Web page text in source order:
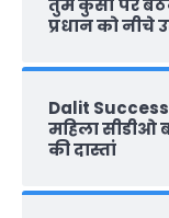
तुम कुर्सी पर
प्रधान को नीचे
Dalit
महिला सीडीओ
की दास्‍तां